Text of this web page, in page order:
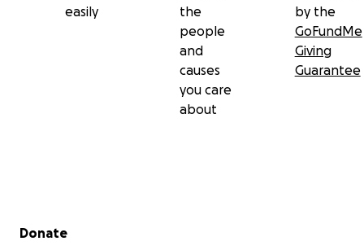
easily
the
people
and
causes
you care
about
by the
GoFundMe
Giving
Guarantee
Secondary menu
Donate